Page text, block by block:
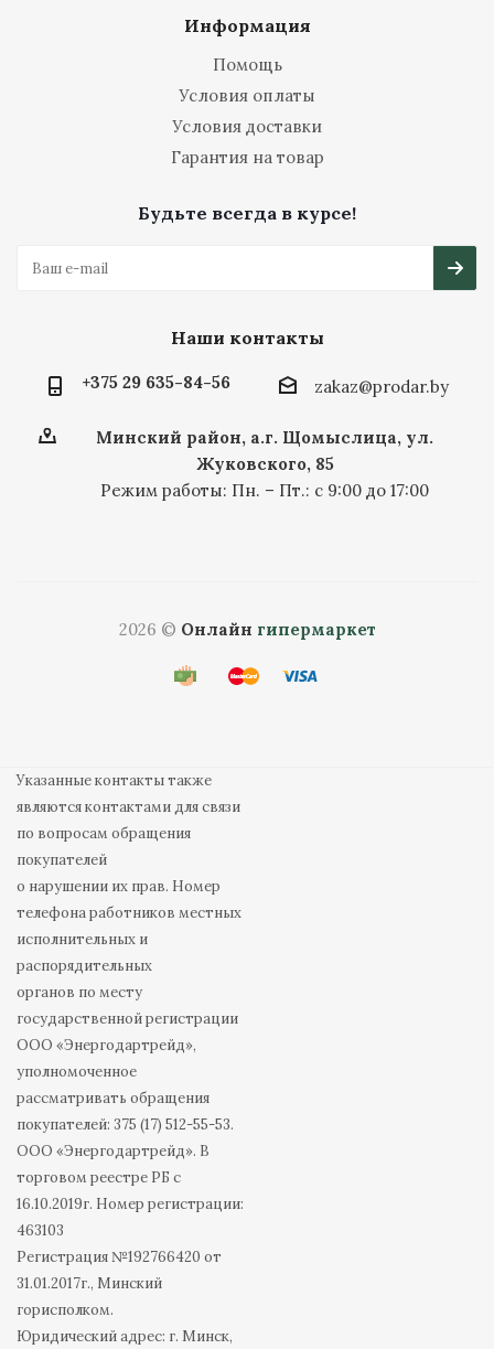
Информация
Помощь
Условия оплаты
Условия доставки
Гарантия на товар
Будьте всегда в курсе!
Наши контакты
+375 29 635-84-56 zakaz@prodar.by
Минский район, а.г. Щомыслица, ул.
Жуковского, 85
Режим работы: Пн. – Пт.: с 9:00 до 17:00
2026 © Онлайн гипермаркет
Указанные контакты также
являются контактами для связи
по вопросам обращения
покупателей
о нарушении их прав. Номер
телефона работников местных
исполнительных и
распорядительных
органов по месту
государственной регистрации
ООО «Энергодартрейд»,
уполномоченное
рассматривать обращения
покупателей: 375 (17) 512-55-53.
ООО «Энергодартрейд». В
торговом реестре РБ с
16.10.2019г. Номер регистрации:
463103
Регистрация №192766420 от
31.01.2017г., Минский
горисполком.
Юридический адрес: г. Минск,